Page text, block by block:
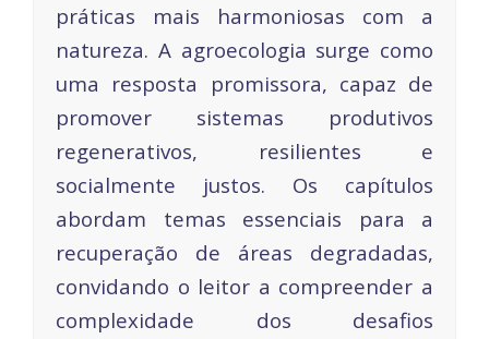
práticas mais harmoniosas com a
natureza. A agroecologia surge como
uma resposta promissora, capaz de
promover sistemas produtivos
regenerativos, resilientes e
socialmente justos. Os capítulos
abordam temas essenciais para a
recuperação de áreas degradadas,
convidando o leitor a compreender a
complexidade dos desafios